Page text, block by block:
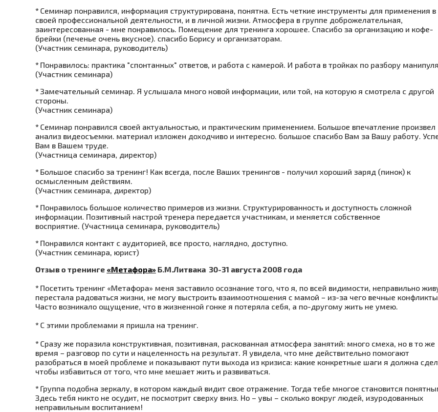
* Семинар понравился, информация структурирована, понятна. Есть четкие инструменты для применения в
своей профессиональной деятельности, и в личной жизни. Атмосфера в группе доброжелательная,
заинтересованная - мне понравилось. Помещение для тренинга хорошее. Спасибо за организацию и кофе-
брейки (печенье очень вкусное). спасибо Борису и организаторам.
(Участник семинара, руководитель)
* Понравилось: практика "спонтанных" ответов, и работа с камерой. И работа в тройках по разбору
(Участник семинара)
*Замечательный семинар. Я услышала много новой информации, или той, на которую я смотрела с другой
стороны.
(Участник семинара)
* Семинар понравился своей актуальностью, и практическим применением. Большое впечатление произвел
анализ видеосъемки. материал изложен доходчиво и интересно. большое спасибо Вам за Вашу работу.
Вам в Вашем труде.
(Участница семинара, директор)
* Большое спасибо за тренинг! Как всегда, после Ваших тренингов - получил хороший заряд (пинок) к
осмысленным действиям.
(Участник семинара, директор)
* Понравилось большое количество примеров из жизни. Структурированность и доступность сложной
информации. Позитивный настрой тренера передается участникам, и меняется собственное
восприятие. (Участница семинара, руководитель)
* Понравился контакт с аудиторией, все просто, наглядно, доступно.
(Участник семинара, юрист)
Отзыв о тренинге «Метафора» Б.М.Литвака 30-31 августа 2008 года
* Посетить тренинг «Метафора» меня заставило осознание того, что я, по всей видимости, неправильно
перестала радоваться жизни, не могу выстроить взаимоотношения с мамой – из-за чего вечные
Часто возникало ощущение, что в жизненной гонке я потеряла себя, а по-другому жить не умею.
* С этими проблемами я пришла на тренинг.
* Сразу же поразила конструктивная, позитивная, раскованная атмосфера занятий: много смеха, но в то же
время – разговор по сути и нацеленность на результат. Я увидела, что мне действительно помогают
разобраться в моей проблеме и показывают пути выхода из кризиса: какие конкретные шаги я должна
чтобы избавиться от того, что мне мешает жить и развиваться.
* Группа подобна зеркалу, в котором каждый видит свое отражение. Тогда тебе многое становится
Здесь тебя никто не осудит, не посмотрит сверху вниз. Но – увы – сколько вокруг людей, изуродованных
неправильным воспитанием!